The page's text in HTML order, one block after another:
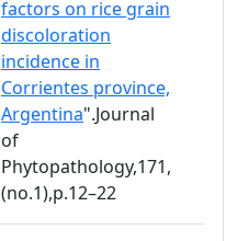
factors on rice grain
discoloration
incidence in
Corrientes province,
Argentina".Journal
of
Phytopathology,171,
(no.1),p.12–22